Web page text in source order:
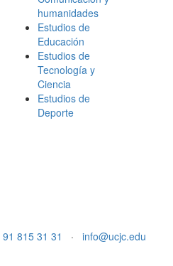
humanidades
Estudios de
Educación
Estudios de
Tecnología y
Ciencia
Estudios de
Deporte
91 815 31 31 · info@ucjc.edu